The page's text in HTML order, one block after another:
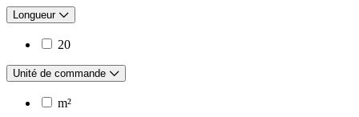
Longueur
20
Unité de commande
m²